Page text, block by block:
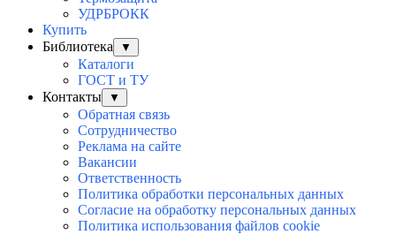
УДРБРОКК
Купить
Библиотека
▼
Каталоги
ГОСТ и ТУ
Контакты
▼
Обратная связь
Сотрудничество
Реклама на сайте
Вакансии
Ответственность
Политика обработки персональных данных
Согласие на обработку персональных данныx
Политика использования файлов cookie